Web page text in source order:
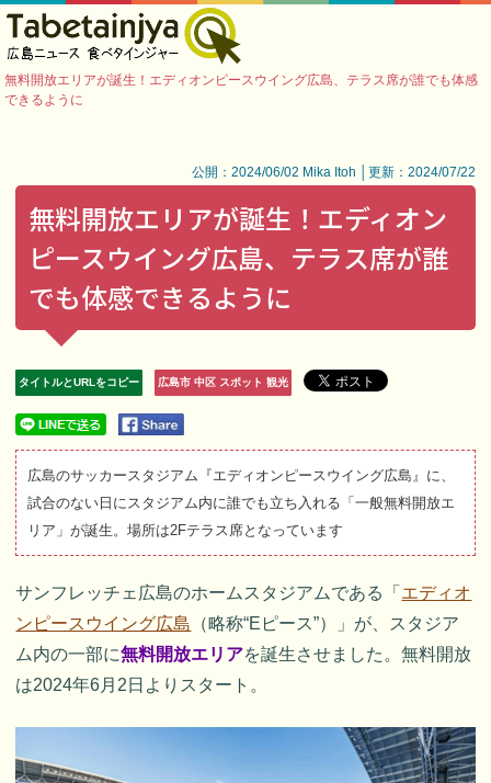
無料開放エリアが誕生！エディオンピースウイング広島、テラス席が誰でも体感
できるように
公開：2024/06/02 Mika Itoh │更新：2024/07/22
無料開放エリアが誕生！エディオン
ピースウイング広島、テラス席が誰
でも体感できるように
タイトルとURLをコピー 広島市 中区 スポット 観光
広島のサッカースタジアム『エディオンピースウイング広島』に、
試合のない日にスタジアム内に誰でも立ち入れる「一般無料開放エ
リア」が誕生。場所は2Fテラス席となっています
サンフレッチェ広島のホームスタジアムである「 エディオ
ンピースウイング広島 （略称“Eピース”）」が、スタジア
ム内の一部に無料開放エリアを誕生させました。無料開放
は2024年6月2日よりスタート。